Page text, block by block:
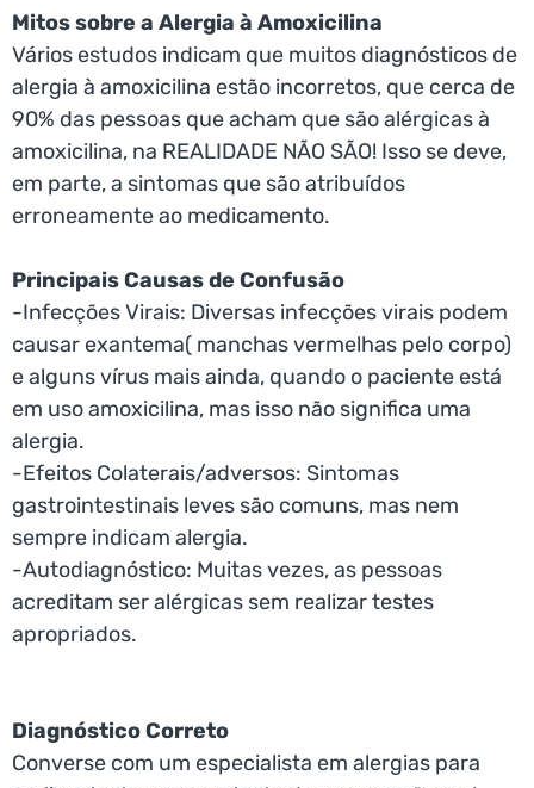
Mitos sobre a Alergia à Amoxicilina
Vários estudos indicam que muitos diagnósticos de
alergia à amoxicilina estão incorretos, que cerca de
90% das pessoas que acham que são alérgicas à
amoxicilina, na REALIDADE NÃO SÃO! Isso se deve,
em parte, a sintomas que são atribuídos
erroneamente ao medicamento.
Principais Causas de Confusão
-Infecções Virais: Diversas infecções virais podem
causar exantema( manchas vermelhas pelo corpo)
e alguns vírus mais ainda, quando o paciente está
em uso amoxicilina, mas isso não significa uma
alergia.
-Efeitos Colaterais/adversos: Sintomas
gastrointestinais leves são comuns, mas nem
sempre indicam alergia.
-Autodiagnóstico: Muitas vezes, as pessoas
acreditam ser alérgicas sem realizar testes
apropriados.
Diagnóstico Correto
Converse com um especialista em alergias para